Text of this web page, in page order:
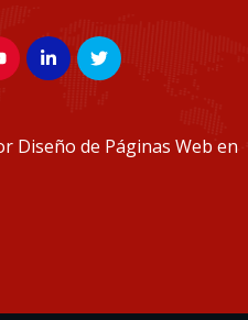
Diseño de Páginas Web en